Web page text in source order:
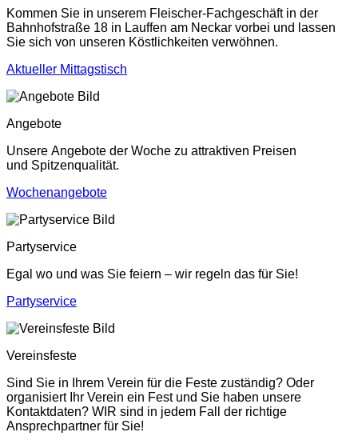
Kommen Sie in unserem Fleischer-Fachgeschäft in der
Bahnhofstraße 18 in Lauffen am Neckar vorbei und lassen
Sie sich von unseren Köstlichkeiten verwöhnen.
Aktueller Mittagstisch
Angebote
Unsere Angebote der Woche zu attraktiven Preisen
und Spitzenqualität.
Wochenangebote
Partyservice
Egal wo und was Sie feiern – wir regeln das für Sie!
Partyservice
Vereinsfeste
Sind Sie in Ihrem Verein für die Feste zuständig? Oder
organisiert Ihr Verein ein Fest und Sie haben unsere
Kontaktdaten? WIR sind in jedem Fall der richtige
Ansprechpartner für Sie!